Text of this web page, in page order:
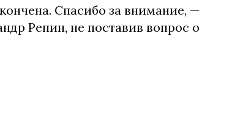
Спасибо за внимание, —
Репин, не поставив вопрос о